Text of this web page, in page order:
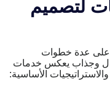
لتصميم
على عدة خطوات
وجذاب يعكس خدمات
الأساسية: